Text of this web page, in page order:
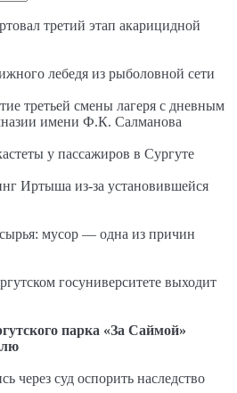
третий этап акарицидной
лебедя из рыболовной сети
третьей смены лагеря с дневным
имени Ф.К. Салманова
у пассажиров в Сургуте
Иртыша из-за установившейся
мусор — одна из причин
госуниверситете выходит
парка «За Саймой»
через суд оспорить наследство